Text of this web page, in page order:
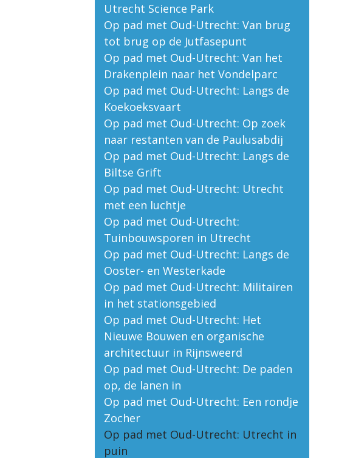
Utrecht Science Park
Op pad met Oud-Utrecht: Van brug
tot brug op de Jutfasepunt
Op pad met Oud-Utrecht: Van het
Drakenplein naar het Vondelparc
Op pad met Oud-Utrecht: Langs de
Koekoeksvaart
Op pad met Oud-Utrecht: Op zoek
naar restanten van de Paulusabdij
Op pad met Oud-Utrecht: Langs de
Biltse Grift
Op pad met Oud-Utrecht: Utrecht
met een luchtje
Op pad met Oud-Utrecht:
Tuinbouwsporen in Utrecht
Op pad met Oud-Utrecht: Langs de
Ooster- en Westerkade
Op pad met Oud-Utrecht: Militairen
in het stationsgebied
Op pad met Oud-Utrecht: Het
Nieuwe Bouwen en organische
architectuur in Rijnsweerd
Op pad met Oud-Utrecht: De paden
op, de lanen in
Op pad met Oud-Utrecht: Een rondje
Zocher
Op pad met Oud-Utrecht: Utrecht in
puin